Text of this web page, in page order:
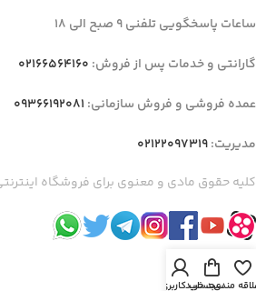
ساعات پاسخگویی تلفنی 9 صبح الی 18
گارانتی و خدمات پس از فروش: 02166564160
عمده فروشی و فروش سازمانی: 09366192081
مدیریت:02122097319
کلیه حقوق مادی و معنوی برای فروشگاه
مندیسبد خرید
حساب کاربری من